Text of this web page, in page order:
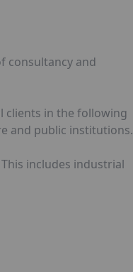
consultancy and
clients in the following
and public institutions.
includes industrial